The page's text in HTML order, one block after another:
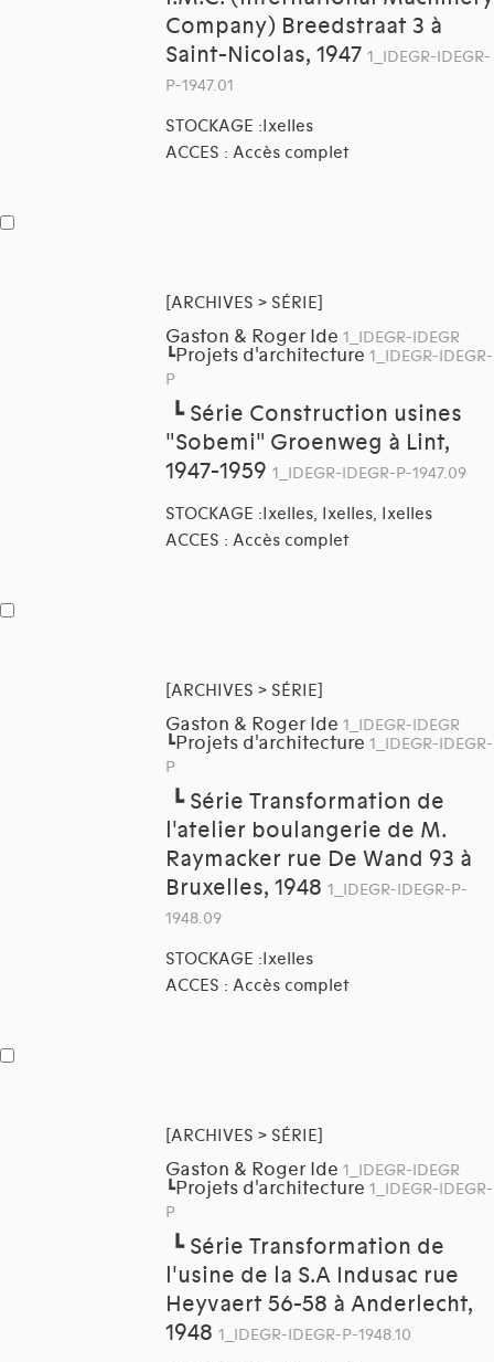
Company) Breedstraat 3 à
Saint-Nicolas, 1947 1_IDEGR-IDEGR-
P-1947.01
STOCKAGE :Ixelles
ACCES : Accès complet
[ARCHIVES > SÉRIE]
Gaston & Roger Ide 1_IDEGR-IDEGR
┗Projets d'architecture 1_IDEGR-IDEGR-
P
┗ Série Construction usines
"Sobemi" Groenweg à Lint,
1947-1959 1_IDEGR-IDEGR-P-1947.09
STOCKAGE :Ixelles, Ixelles, Ixelles
ACCES : Accès complet
[ARCHIVES > SÉRIE]
Gaston & Roger Ide 1_IDEGR-IDEGR
┗Projets d'architecture 1_IDEGR-IDEGR-
P
┗ Série Transformation de
l'atelier boulangerie de M.
Raymacker rue De Wand 93 à
Bruxelles, 1948 1_IDEGR-IDEGR-P-
1948.09
STOCKAGE :Ixelles
ACCES : Accès complet
[ARCHIVES > SÉRIE]
Gaston & Roger Ide 1_IDEGR-IDEGR
┗Projets d'architecture 1_IDEGR-IDEGR-
P
┗ Série Transformation de
l'usine de la S.A Indusac rue
Heyvaert 56-58 à Anderlecht,
1948 1_IDEGR-IDEGR-P-1948.10